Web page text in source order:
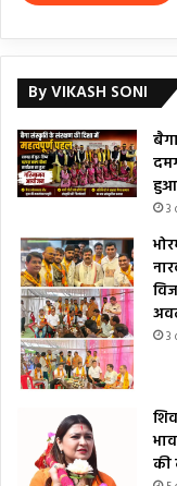
By VIKASH SONI
हुआ
3
3
की